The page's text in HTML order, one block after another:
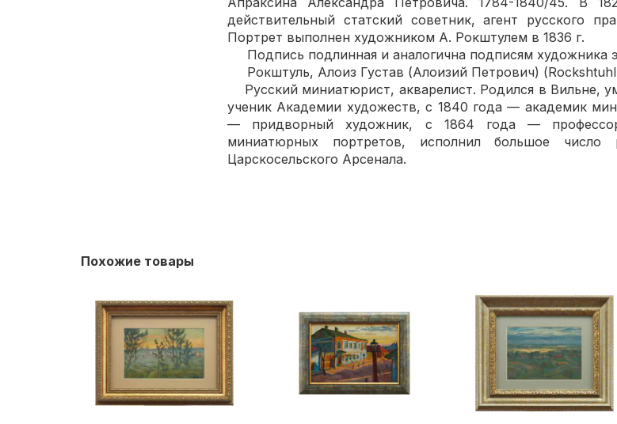
действительный статский советник, агент русского
Портрет выполнен художником А. Рокштулем в 1836 г.
Подпись подлинная и аналогична подписям художника
Рокштуль, Алоиз Густав (Алоизий Петрович)
Русский миниатюрист, акварелист. Родился в Вильне,
ученик Академии художеств, с 1840 года — академик
— придворный художник, с 1864 года —
миниатюрных портретов, исполнил большое число
Царскосельского Арсенала.
Похожие товары